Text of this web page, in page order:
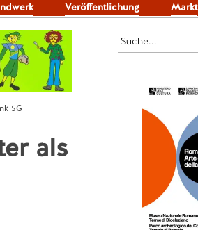
Veröffentlichung Markt
5G
als